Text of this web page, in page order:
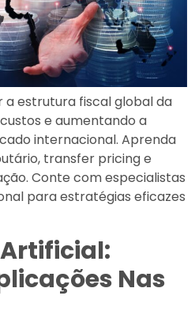
estrutura fiscal global da
e aumentando a
internacional. Aprenda
transfer pricing e
Conte com especialistas
para estratégias eficazes
Nas